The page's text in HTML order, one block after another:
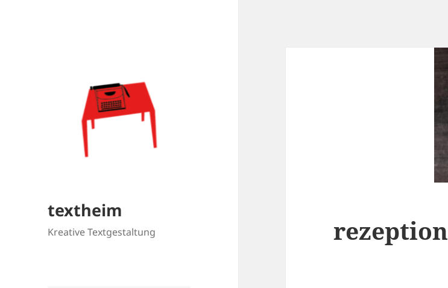
textheim
Kreative Textgestaltung rezeption